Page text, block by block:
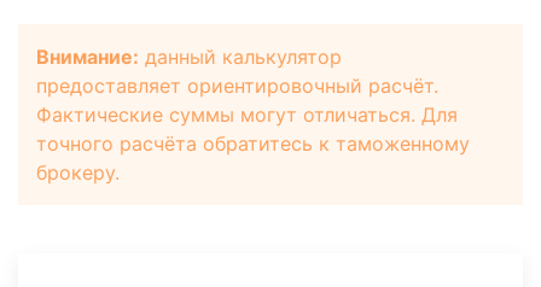
Внимание: данный калькулятор
предоставляет ориентировочный расчёт.
Фактические суммы могут отличаться. Для
точного расчёта обратитесь к таможенному
брокеру.